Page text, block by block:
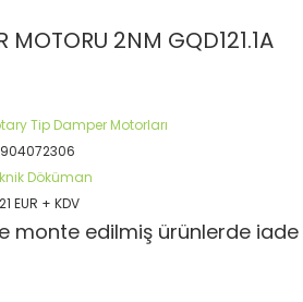
MOTORU 2NM GQD121.1A
Tip Damper Motorları
Döküman
EUR + KDV
monte edilmiş ürünlerde